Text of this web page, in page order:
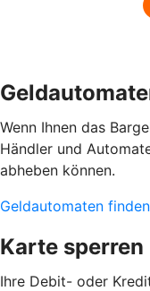
Wenn Ihnen das
Händler und
abheben können.
Geldautomaten finden
Karte sperren
Ihre Debit- oder